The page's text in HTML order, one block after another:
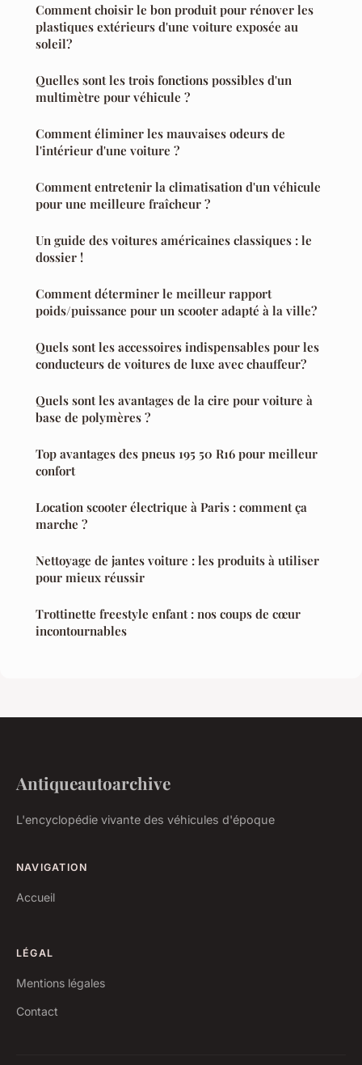
Comment choisir le bon produit pour rénover les
plastiques extérieurs d'une voiture exposée au
soleil?
Quelles sont les trois fonctions possibles d'un
multimètre pour véhicule ?
Comment éliminer les mauvaises odeurs de
l'intérieur d'une voiture ?
Comment entretenir la climatisation d'un véhicule
pour une meilleure fraîcheur ?
Un guide des voitures américaines classiques : le
dossier !
Comment déterminer le meilleur rapport
poids/puissance pour un scooter adapté à la ville?
Quels sont les accessoires indispensables pour les
conducteurs de voitures de luxe avec chauffeur?
Quels sont les avantages de la cire pour voiture à
base de polymères ?
Top avantages des pneus 195 50 R16 pour meilleur
confort
Location scooter électrique à Paris : comment ça
marche ?
Nettoyage de jantes voiture : les produits à utiliser
pour mieux réussir
Trottinette freestyle enfant : nos coups de cœur
incontournables
Antiqueautoarchive
L'encyclopédie vivante des véhicules d'époque
NAVIGATION
Accueil
LÉGAL
Mentions légales
Contact